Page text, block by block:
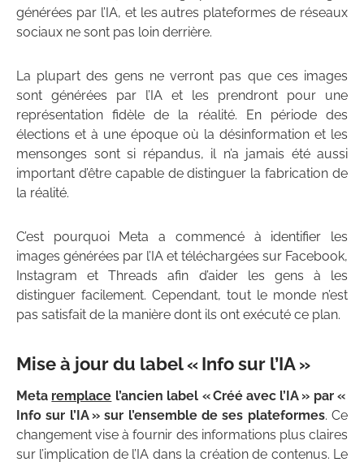
générées par l’IA, et les autres plateformes de réseaux
sociaux ne sont pas loin derrière.
La plupart des gens ne verront pas que ces images
sont générées par l’IA et les prendront pour une
représentation fidèle de la réalité. En période des
élections et à une époque où la désinformation et les
mensonges sont si répandus, il n’a jamais été aussi
important d’être capable de distinguer la fabrication de
la réalité.
C’est pourquoi Meta a commencé à identifier les
images générées par l’IA et téléchargées sur Facebook,
Instagram et Threads afin d’aider les gens à les
distinguer facilement. Cependant, tout le monde n’est
pas satisfait de la manière dont ils ont exécuté ce plan.
Mise à jour du label « Info sur l’IA »
Meta remplace l’ancien label « Créé avec l’IA » par «
Info sur l’IA » sur l’ensemble de ses plateformes. Ce
changement vise à fournir des informations plus claires
sur l’implication de l’IA dans la création de contenus. Le